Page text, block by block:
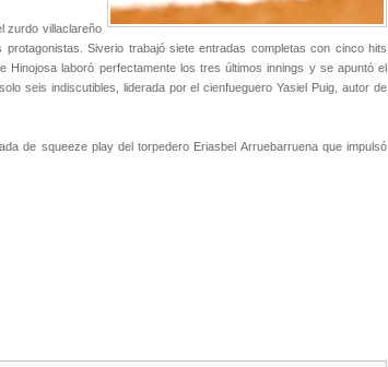
zurdo villaclareño
Siverio trabajó siete entradas completas con cinco hits
laboró perfectamente los tres últimos innings y se apuntó el
seis indiscutibles, liderada por el cienfueguero Yasiel Puig, autor de
de squeeze play del torpedero Eriasbel Arruebarruena que impulsó